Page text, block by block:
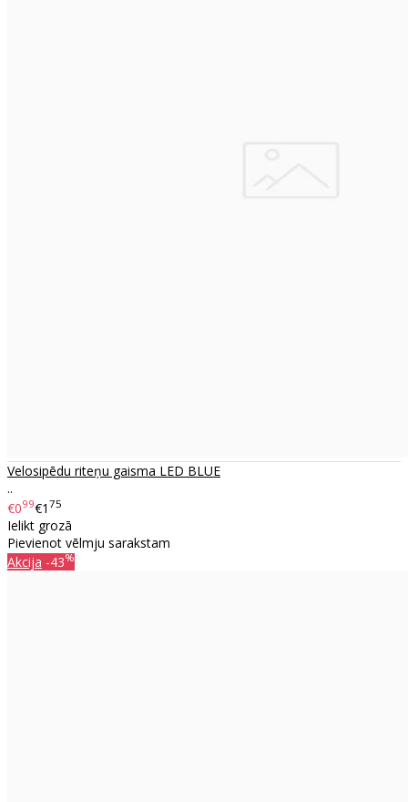
Velosipēdu riteņu gaisma LED BLUE
..
€099€1 75
Ielikt grozā
Pievienot vēlmju sarakstam
Akcija -43%